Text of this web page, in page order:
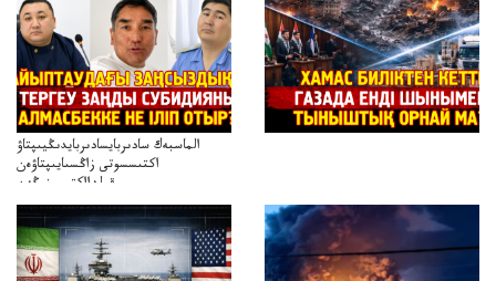
الماسبەك سادىربايسادىربايدىڭيىپتاۋ
اكتىسسوتى زاڭسىايىپتاۋەن
قولدااكتىسىنىڭەن
ميلليونزاڭسىزدىعىمەنقولدانوسىرىلگەنميلليوندار